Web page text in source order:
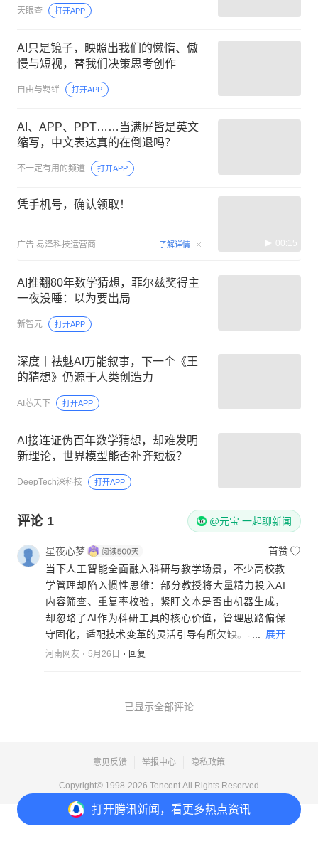
打开腾讯新闻，看更多热点资讯
天眼查 打开APP
AI只是镜子，映照出我们的懒惰、傲
慢与短视，替我们决策思考创作
自由与羁绊 打开APP
AI、APP、PPT……当满屏皆是英文
缩写，中文表达真的在倒退吗？
不一定有用的频道 打开APP
凭手机号，确认领取！
广告 易泽科技运营商 了解详情 00:15
AI推翻80年数学猜想，菲尔兹奖得主
一夜没睡：以为要出局
新智元 打开APP
深度丨祛魅AI万能叙事，下一个《王
的猜想》仍源于人类创造力
AI芯天下 打开APP
AI接连证伪百年数学猜想，却难发明
新理论，世界模型能否补齐短板？
DeepTech深科技 打开APP
评论 1 @元宝 一起聊新闻
星夜心梦
首赞
当下人工智能全面融入科研与教学场景，不少高校教
学管理却陷入惯性思维：部分教授将大量精力投入AI
内容筛查、重复率校验，紧盯文本是否由机器生成，
却忽略了AI作为科研工具的核心价值，管理思路偏保
守固化，适配技术变革的灵活引导有所欠缺。
作。缺乏专业积淀的使用者，仅能站在巨人肩头平齐
与其把资源耗费在被动防控AI写作上，不如主动引导
思、跨界融合思路、机器难以自主生成的深度洞见开
展开
河南网友 5月26日 回复
已显示全部评论
意见反馈 举报中心 隐私政策
Copyright© 1998-2026 Tencent.All Rights Reserved